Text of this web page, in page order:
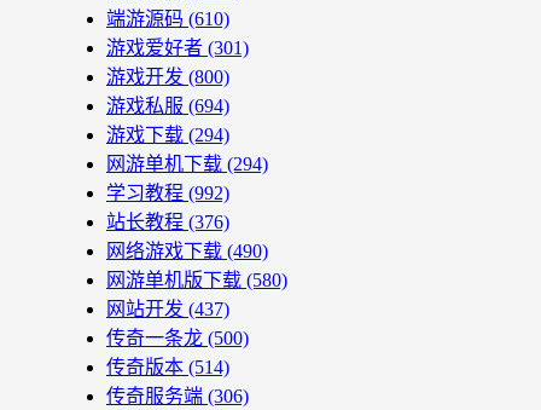
端游源码 (610)
游戏爱好者 (301)
游戏开发 (800)
游戏私服 (694)
游戏下载 (294)
网游单机下载 (294)
学习教程 (992)
站长教程 (376)
网络游戏下载 (490)
网游单机版下载 (580)
网站开发 (437)
传奇一条龙 (500)
传奇版本 (514)
传奇服务端 (306)